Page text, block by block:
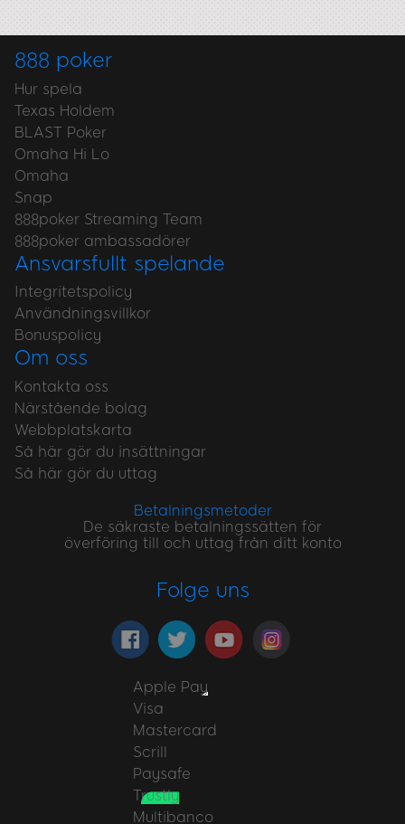
888 poker
Hur spela
Texas Holdem
BLAST Poker
Omaha Hi Lo
Omaha
Snap
888poker Streaming Team
888poker ambassadörer
Ansvarsfullt spelande
Integritetspolicy
Användningsvillkor
Bonuspolicy
Om oss
Kontakta oss
Närstående bolag
Webbplatskarta
Så här gör du insättningar
Så här gör du uttag
Betalningsmetoder
De säkraste betalningssätten för
överföring till och uttag från ditt konto
Folge uns
Apple Pay
Visa
Mastercard
Scrill
Paysafe
Trustly
Multibanco